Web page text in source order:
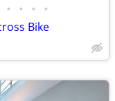
• • • •
Bike